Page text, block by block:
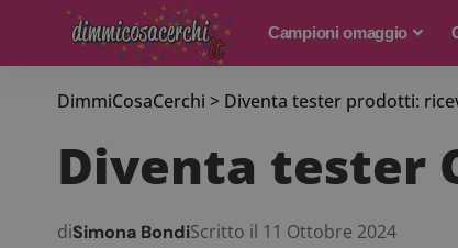
Campioni omaggio
DimmiCosaCerchi > Diventa tester prodotti:
Diventa tester
diSimona BondiScritto il 11 Ottobre 2024